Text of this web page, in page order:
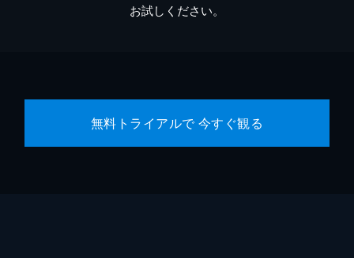
お試しください。
無料トライアルで 今すぐ観る